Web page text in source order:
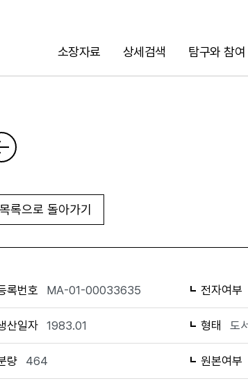
소장자료 상세검색 탐구와 참여
검색
목록으로 돌아가기
록번호 MA-01-00033635 전자여부
산일자 1983.01 형태 도
량 464 원본여부